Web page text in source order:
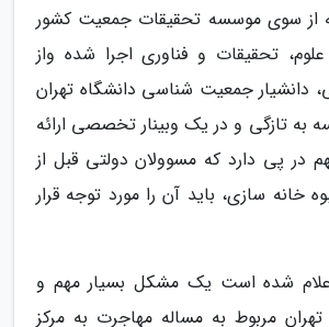
از سوی موسسه تحقیقات جمعیت کشور
تحقیقات و فناوری اجرا شده واز
دانشیار جمعیت شناسی دانشگاه تهران
به تازگی و در یک وبینار تخصصی ارائه
پی دارد که مسوولان دولتی قبل از
خانه سازی، باید آن را مورد توجه قرار
شده است یک مشکل بسیار مهم و
مربوط به مساله مهاجرت به مرکز